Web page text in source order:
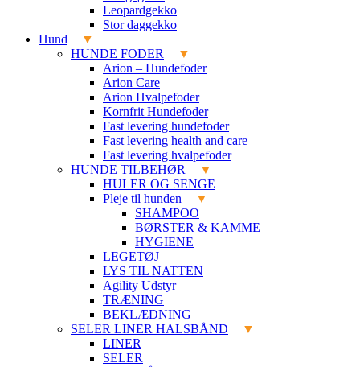
Leopardgekko
Stor daggekko
Hund
HUNDE FODER
Arion – Hundefoder
Arion Care
Arion Hvalpefoder
Kornfrit Hundefoder
Fast levering hundefoder
Fast levering health and care
Fast levering hvalpefoder
HUNDE TILBEHØR
HULER OG SENGE
Pleje til hunden
SHAMPOO
BØRSTER & KAMME
HYGIENE
LEGETØJ
LYS TIL NATTEN
Agility Udstyr
TRÆNING
BEKLÆDNING
SELER LINER HALSBÅND
LINER
SELER